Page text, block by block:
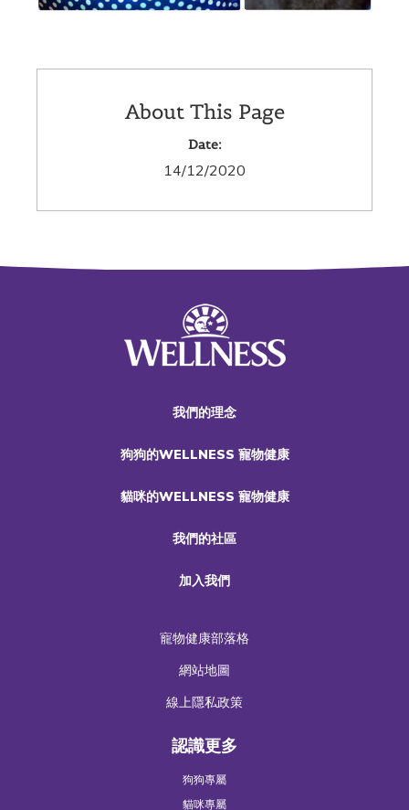
About This Page
Date:
14/12/2020
我們的理念
狗狗的WELLNESS 寵物健康
貓咪的WELLNESS 寵物健康
我們的社區
加入我們
寵物健康部落格
網站地圖
線上隱私政策
認識更多
狗狗專屬
貓咪專屬